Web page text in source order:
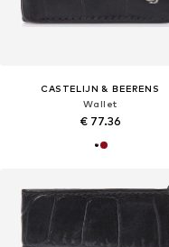
CASTELIJN & BEERENS
Wallet
€ 77.36